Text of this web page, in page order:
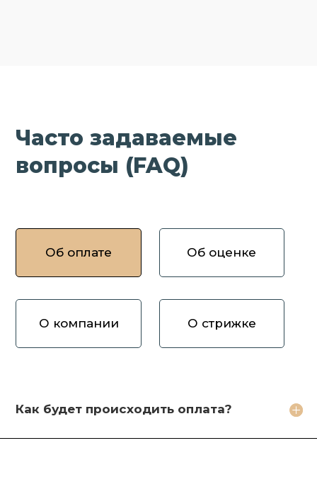
Часто задаваемые
вопросы (FAQ)
Об оплате Об оценке
О компании О стрижке
Как будет происходить оплата?
Как вы оцениваете волосы?
Зачем продавать волосы Вам?
Кто будет стричь мои волосы?